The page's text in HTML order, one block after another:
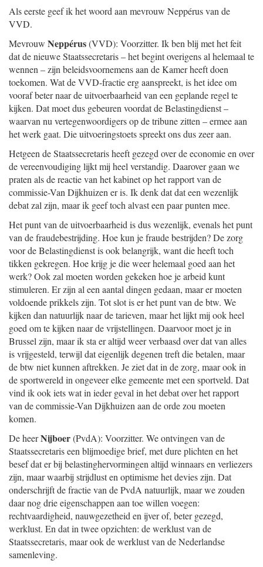
Als eerste geef ik het woord aan mevrouw Neppérus van de
VVD.
Mevrouw Neppérus(VVD): Voorzitter. Ik ben blij met het feit
dat de nieuwe Staatssecretaris – het begint overigens al helemaal te
wennen – zijn beleidsvoornemens aan de Kamer heeft doen
toekomen. Wat de VVD-fractie erg aanspreekt, is het idee om
vooraf beter naar de uitvoerbaarheid van een geplande regel te
kijken. Dat moet dus gebeuren voordat de Belastingdienst –
waarvan nu vertegenwoordigers op de tribune zitten – ermee aan
het werk gaat. Die uitvoeringstoets spreekt ons dus zeer aan.
Hetgeen de Staatssecretaris heeft gezegd over de economie en over
de vereenvoudiging lijkt mij heel verstandig. Daarover gaan we
praten als de reactie van het kabinet op het rapport van de
commissie-Van Dijkhuizen er is. Ik denk dat dat een wezenlijk
debat zal zijn, maar ik geef toch alvast een paar punten mee.
Het punt van de uitvoerbaarheid is dus wezenlijk, evenals het punt
van de fraudebestrijding. Hoe kun je fraude bestrijden? De zorg
voor de Belastingdienst is ook belangrijk, want die heeft toch
tikken gekregen. Hoe krijg je die weer helemaal goed aan het
werk? Ook zal moeten worden gekeken hoe je arbeid kunt
stimuleren. Er zijn al een aantal dingen gedaan, maar er moeten
voldoende prikkels zijn. Tot slot is er het punt van de btw. We
kijken dan natuurlijk naar de tarieven, maar het lijkt mij ook heel
goed om te kijken naar de vrijstellingen. Daarvoor moet je in
Brussel zijn, maar ik sta er altijd weer verbaasd over dat van alles
is vrijgesteld, terwijl dat eigenlijk degenen treft die betalen, maar
de btw niet kunnen aftrekken. Je ziet dat in de zorg, maar ook in
de sportwereld in ongeveer elke gemeente met een sportveld. Dat
vind ik ook iets wat in ieder geval in het debat over het rapport
van de commissie-Van Dijkhuizen aan de orde zou moeten
komen.
De heerNijboer(PvdA): Voorzitter. We ontvingen van de
Staatssecretaris een blijmoedige brief, met dure plichten en het
besef dat er bij belastinghervormingen altijd winnaars en verliezers
zijn, maar waarbij strijdlust en optimisme het devies zijn. Dat
onderschrijft de fractie van de PvdA natuurlijk, maar we zouden
daar nog drie eigenschappen aan toe willen voegen:
rechtvaardigheid, nauwgezetheid en ijver of, beter gezegd,
werklust. En dat in twee opzichten: de werklust van de
Staatssecretaris, maar ook de werklust van de Nederlandse
samenleving.